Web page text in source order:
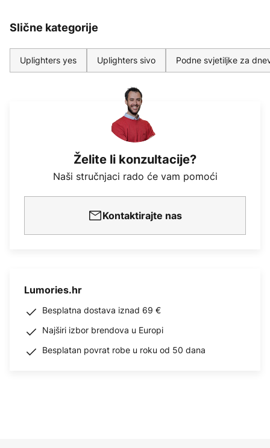
Slične kategorije
Uplighters yes Uplighters sivo Podne svjetiljke za
Želite li konzultacije?
Naši stručnjaci rado će vam pomoći
Kontaktirajte nas
Lumories.hr
Besplatna dostava iznad 69 €
Najširi izbor brendova u Europi
Besplatan povrat robe u roku od 50 dana